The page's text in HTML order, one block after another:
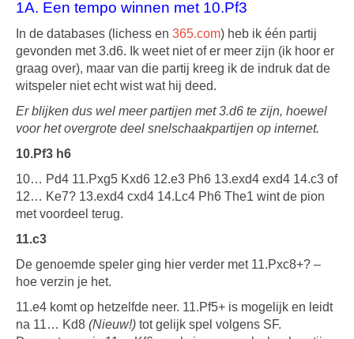
1A. Een tempo winnen met 10.Pf3
In de databases (lichess en 365.com) heb ik één partij
gevonden met 3.d6. Ik weet niet of er meer zijn (ik hoor er
graag over), maar van die partij kreeg ik de indruk dat de
witspeler niet echt wist wat hij deed.
Er blijken dus wel meer partijen met 3.d6 te zijn, hoewel
voor het overgrote deel snelschaakpartijen op internet.
10.Pf3 h6
10… Pd4 11.Pxg5 Kxd6 12.e3 Ph6 13.exd4 exd4 14.c3 of
12… Ke7? 13.exd4 cxd4 14.Lc4 Ph6 The1 wint de pion
met voordeel terug.
11.c3
De genoemde speler ging hier verder met 11.Pxc8+? –
hoe verzin je het.
11.e4 komt op hetzelfde neer. 11.Pf5+ is mogelijk en leidt
na 11… Kd8 (Nieuw!) tot gelijk spel volgens SF.